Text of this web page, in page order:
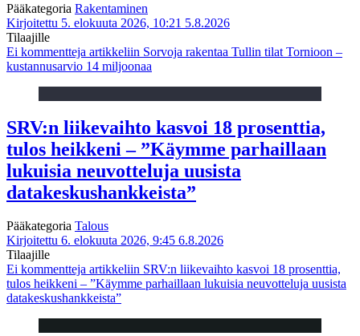
Pääkategoria Rakentaminen
Kirjoitettu 5. elokuuta 2026, 10:21 5.8.2026
Tilaajille
Ei kommentteja artikkeliin Sorvoja rakentaa Tullin tilat Tornioon –
kustannusarvio 14 miljoonaa
SRV:n liikevaihto kasvoi 18 prosenttia,
tulos heikkeni – ”Käymme parhaillaan
lukuisia neuvotteluja uusista
datakeskushankkeista”
Pääkategoria Talous
Kirjoitettu 6. elokuuta 2026, 9:45 6.8.2026
Tilaajille
Ei kommentteja artikkeliin SRV:n liikevaihto kasvoi 18 prosenttia,
tulos heikkeni – ”Käymme parhaillaan lukuisia neuvotteluja uusista
datakeskushankkeista”